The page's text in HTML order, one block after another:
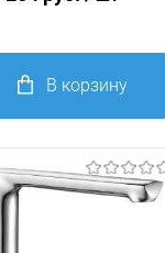
В корзину
Купить в 1
Сравнение
В